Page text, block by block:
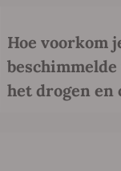
Hoe voorkom
het drogen en